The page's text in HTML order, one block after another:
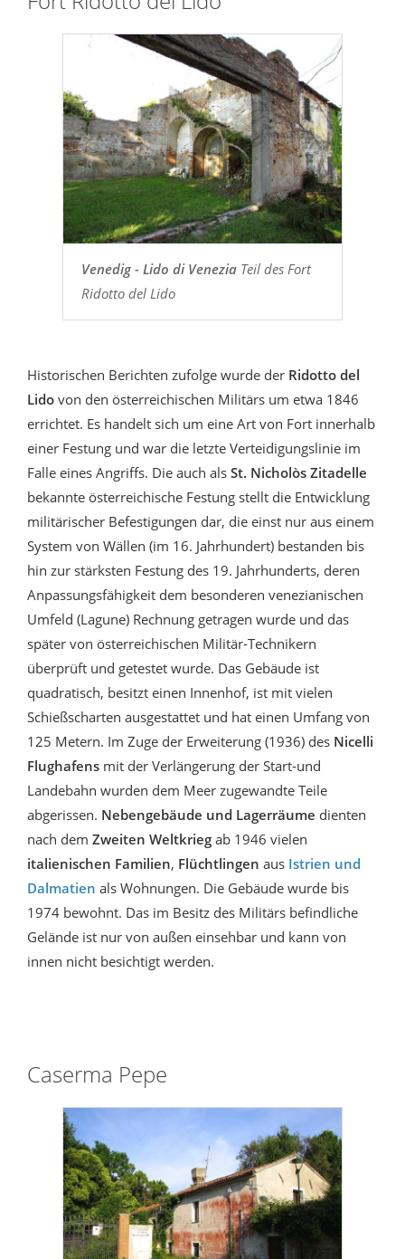
Venedig - Lido di VeneziaTeil des Fort
Ridotto del Lido
Historischen Berichten zufolge wurde der Ridotto del
Lido von den österreichischen Militärs um etwa 1846
errichtet. Es handelt sich um eine Art von Fort innerhalb
einer Festung und war die letzte Verteidigungslinie im
Falle eines Angriffs. Die auch als St. Nicholòs Zitadelle
bekannte österreichische Festung stellt die Entwicklung
militärischer Befestigungen dar, die einst nur aus einem
System von Wällen (im 16. Jahrhundert) bestanden bis
hin zur stärksten Festung des 19. Jahrhunderts, deren
Anpassungsfähigkeit dem besonderen venezianischen
Umfeld (Lagune) Rechnung getragen wurde und das
später von österreichischen Militär-Technikern
überprüft und getestet wurde. Das Gebäude ist
quadratisch, besitzt einen Innenhof, ist mit vielen
Schießscharten ausgestattet und hat einen Umfang von
125 Metern. Im Zuge der Erweiterung (1936) des Nicelli
Flughafens mit der Verlängerung der Start-und
Landebahn wurden dem Meer zugewandte Teile
abgerissen. Nebengebäude und Lagerräume dienten
nach dem Zweiten Weltkrieg ab 1946 vielen
italienischen Familien, Flüchtlingen aus Istrien und
Dalmatien als Wohnungen. Die Gebäude wurde bis
1974 bewohnt. Das im Besitz des Militärs befindliche
Gelände ist nur von außen einsehbar und kann von
innen nicht besichtigt werden.
Caserma Pepe